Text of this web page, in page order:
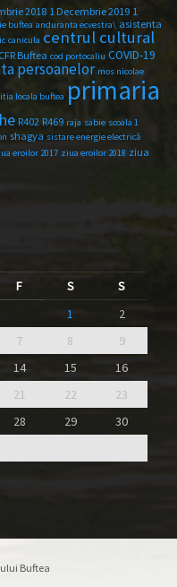
2018 1 Decembrie 2019 1
buftea anduranta ecvestra\ asistenta
canicula centrul cultural
CFR Buftea cod portocaliu COVID-19
persoanelor mos nicolae
locala buftea primaria
R402 R469 raja sabie scoala 1
shagya sistare energie electrică
eroilor 2017 ziua eroilor 2018 ziua
F S
S
1
2
7 8
9
14 15
16
21 22
23
28 29
30
Buftea